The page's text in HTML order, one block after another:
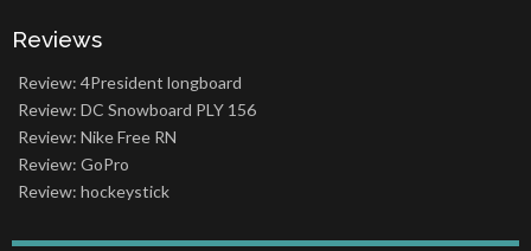
Reviews
Review: 4President longboard
Review: DC Snowboard PLY 156
Review: Nike Free RN
Review: GoPro
Review: hockeystick